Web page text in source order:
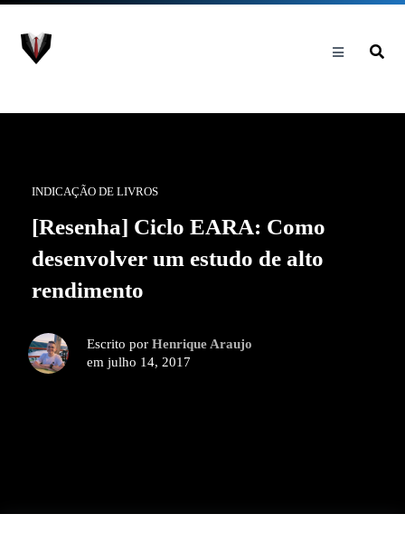
INDICAÇÃO DE LIVROS
[Resenha] Ciclo EARA: Como
desenvolver um estudo de alto
rendimento
Escrito por Henrique Araujo
em julho 14, 2017